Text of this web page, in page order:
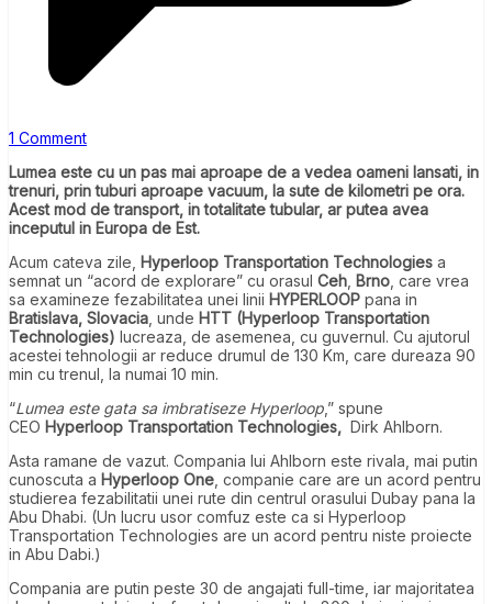
1 Comment
Lumea este cu un pas mai aproape de a vedea oameni lansati, in
trenuri, prin tuburi aproape vacuum, la sute de kilometri pe ora.
Acest mod de transport, in totalitate tubular, ar putea avea
inceputul in Europa de Est.
Acum cateva zile, Hyperloop Transportation Technologies a
semnat un “acord de explorare” cu orasul Ceh, Brno, care vrea
sa examineze fezabilitatea unei linii HYPERLOOP pana in
Bratislava, Slovacia, unde HTT (Hyperloop Transportation
Technologies) lucreaza, de asemenea, cu guvernul. Cu ajutorul
acestei tehnologii ar reduce drumul de 130 Km, care dureaza 90
min cu trenul, la numai 10 min.
“Lumea este gata sa imbratiseze Hyperloop,” spune
CEO Hyperloop Transportation Technologies, Dirk Ahlborn.
Asta ramane de vazut. Compania lui Ahlborn este rivala, mai putin
cunoscuta a Hyperloop One, companie care are un acord pentru
studierea fezabilitatii unei rute din centrul orasului Dubay pana la
Abu Dhabi. (Un lucru usor comfuz este ca si Hyperloop
Transportation Technologies are un acord pentru niste proiecte
in Abu Dabi.)
Compania are putin peste 30 de angajati full-time, iar majoritatea